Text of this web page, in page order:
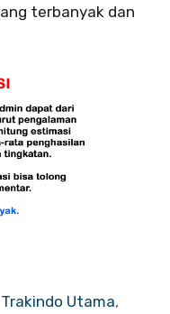
terbanyak dan
Trakindo Utama,